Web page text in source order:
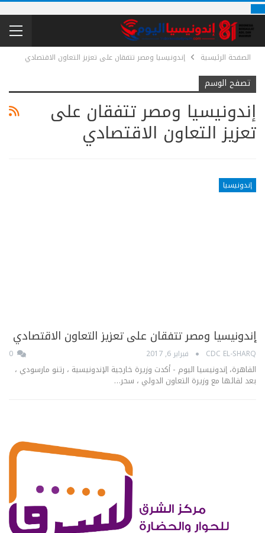
الصفحة الرئيسية إندونيسيا ومصر تتفقان على تعزيز التعاون الاقتصادي
تصفح الوسم
إندونيسيا ومصر تتفقان على
تعزيز التعاون الاقتصادي
إندونيسيا
إندونيسيا ومصر تتفقان على تعزيز التعاون الاقتصادي
CDC EL-SHARQ فبراير 6, 2017
القاهرة، إندونيسيا اليوم - أكدت وزيرة خارجية الإندونيسية ، رتنو مارسودي ،
بعد لقائها مع وزيرة التعاون الدولي ، سحر…